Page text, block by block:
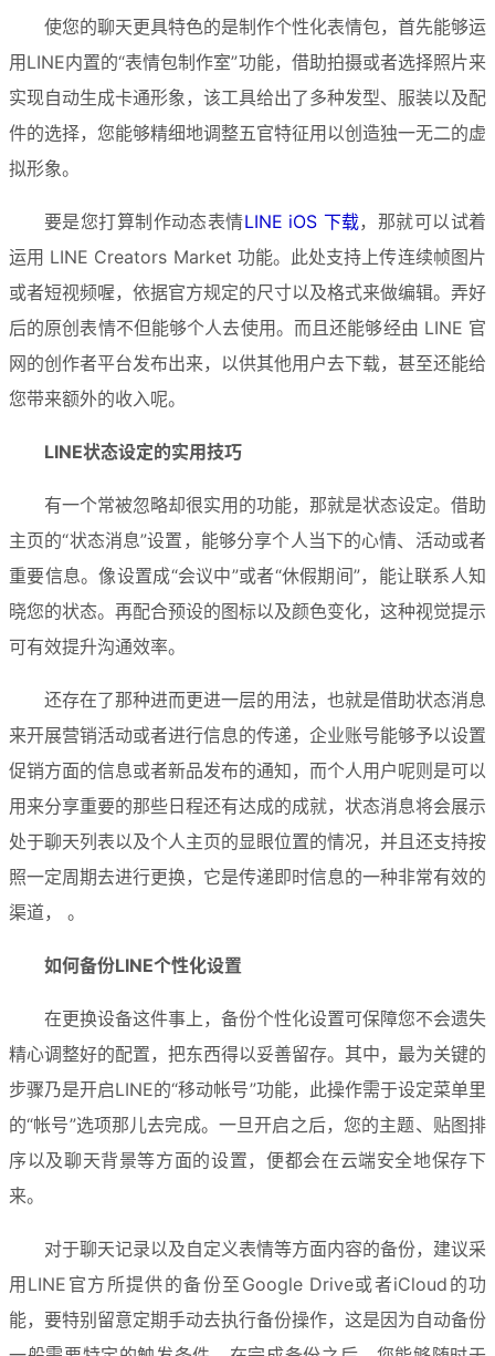
使您的聊天更具特色的是制作个性化表情包，首先能够运
用LINE内置的“表情包制作室”功能，借助拍摄或者选择照片来
实现自动生成卡通形象，该工具给出了多种发型、服装以及配
件的选择，您能够精细地调整五官特征用以创造独一无二的虚
拟形象。
要是您打算制作动态表情LINE iOS 下载，那就可以试着
运用 LINE Creators Market 功能。此处支持上传连续帧图片
或者短视频喔，依据官方规定的尺寸以及格式来做编辑。弄好
后的原创表情不但能够个人去使用。而且还能够经由 LINE 官
网的创作者平台发布出来，以供其他用户去下载，甚至还能给
您带来额外的收入呢。
LINE状态设定的实用技巧
有一个常被忽略却很实用的功能，那就是状态设定。借助
主页的“状态消息”设置，能够分享个人当下的心情、活动或者
重要信息。像设置成“会议中”或者“休假期间”，能让联系人知
晓您的状态。再配合预设的图标以及颜色变化，这种视觉提示
可有效提升沟通效率。
还存在了那种进而更进一层的用法，也就是借助状态消息
来开展营销活动或者进行信息的传递，企业账号能够予以设置
促销方面的信息或者新品发布的通知，而个人用户呢则是可以
用来分享重要的那些日程还有达成的成就，状态消息将会展示
处于聊天列表以及个人主页的显眼位置的情况，并且还支持按
照一定周期去进行更换，它是传递即时信息的一种非常有效的
渠道， 。
如何备份LINE个性化设置
在更换设备这件事上，备份个性化设置可保障您不会遗失
精心调整好的配置，把东西得以妥善留存。其中，最为关键的
步骤乃是开启LINE的“移动帐号”功能，此操作需于设定菜单里
的“帐号”选项那儿去完成。一旦开启之后，您的主题、贴图排
序以及聊天背景等方面的设置，便都会在云端安全地保存下
来。
对于聊天记录以及自定义表情等方面内容的备份，建议采
用LINE官方所提供的备份至Google Drive或者iCloud的功
能，要特别留意定期手动去执行备份操作，这是因为自动备份